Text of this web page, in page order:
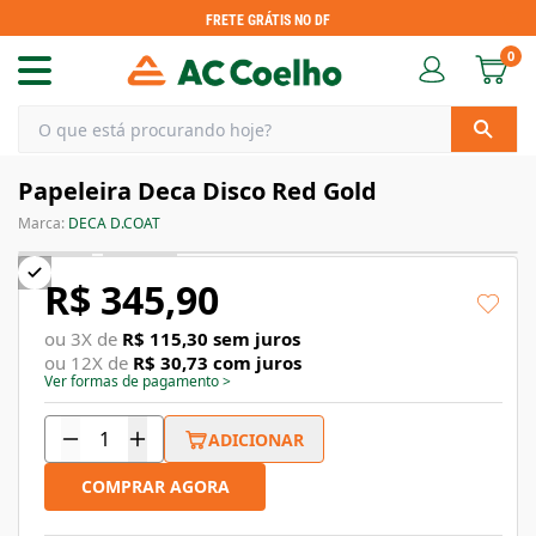
FRETE GRÁTIS NO DF
0
Papeleira Deca Disco Red Gold
Marca: DECA D.COAT
R$ 345,90
ou 3X de R$ 115,30 sem juros
ou 12X de R$ 30,73 com juros
Ver formas de pagamento>
ADICIONAR
COMPRAR AGORA